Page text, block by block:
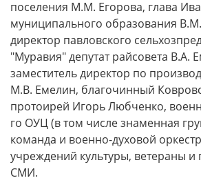
поселения М.М. Егорова, глава
муниципального образования
директор павловского
"Муравия" депутат райсовета В.А.
заместитель директор по
М.В. Емелин, благочинный
протоирей Игорь Любченко,
го ОУЦ (в том числе знаменная
команда и военно-духовой
учреждений культуры, ветераны и
СМИ.